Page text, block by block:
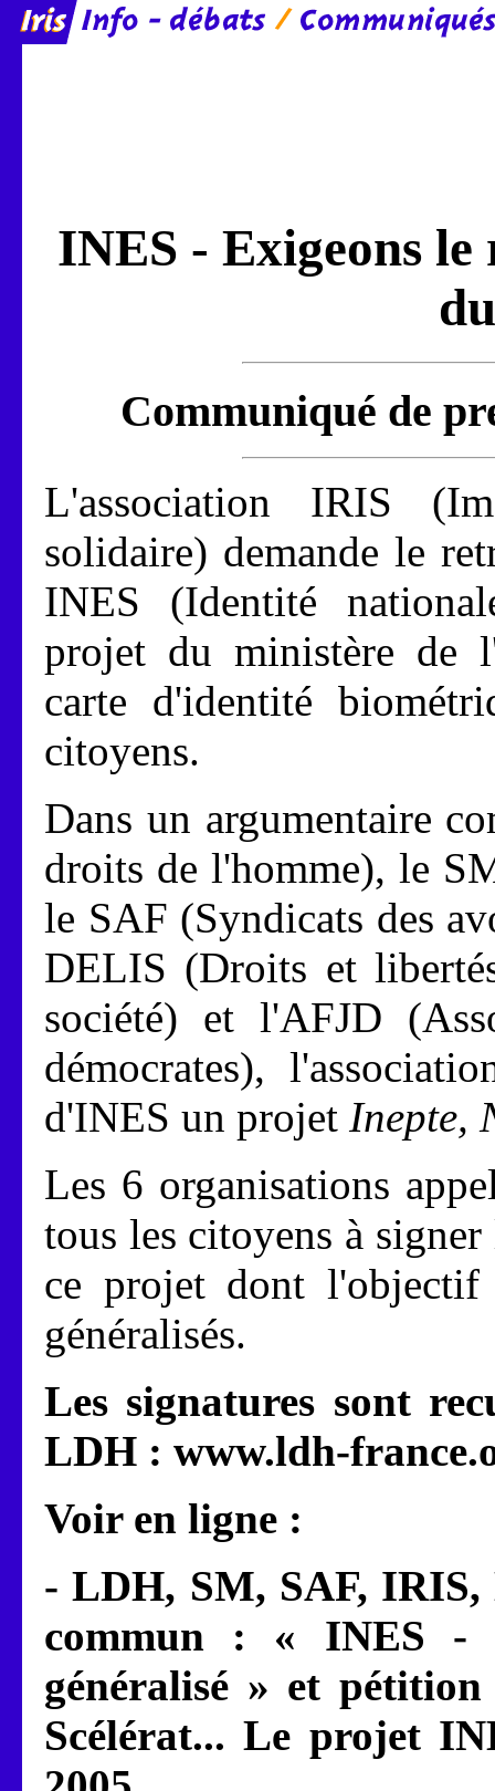
INES - Exigeons
Communiqué de
L'association IRIS
solidaire) demande le
INES (Identité
projet du ministère de
carte d'identité
citoyens.
Dans un argumentaire
droits de l'homme), le
le SAF (Syndicats des
DELIS (Droits et
société) et l'AFJD
démocrates),
d'INES un projet Inepte,
Les 6 organisations
tous les citoyens à
ce projet dont
généralisés.
Les signatures sont
LDH : www.ldh-
Voir en ligne :
- LDH, SM, SAF,
commun : « INES -
généralisé » et
Scélérat... Le projet